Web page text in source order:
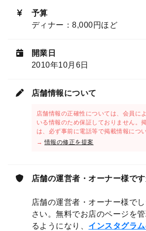
予算
ディナー：8,000円ほど
開業日
2010年10月6日
店舗情報について
店舗情報の正確性については、会員に
いる情報のため保証しておりません。
は、必ず事前に電話等で掲載情報につ
→情報の修正を提案
店舗の運営者・オーナー様です
店舗の運営者・オーナー様で
さい。無料でお店のページを
るようになり、 インスタグラ